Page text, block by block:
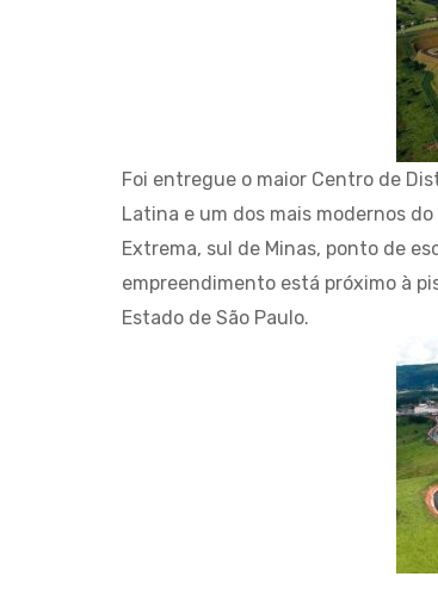
Foi entregue o maior Centro de
Latina e um dos mais modernos
Extrema, sul de Minas, ponto de
empreendimento está próximo à
Estado de São Paulo.